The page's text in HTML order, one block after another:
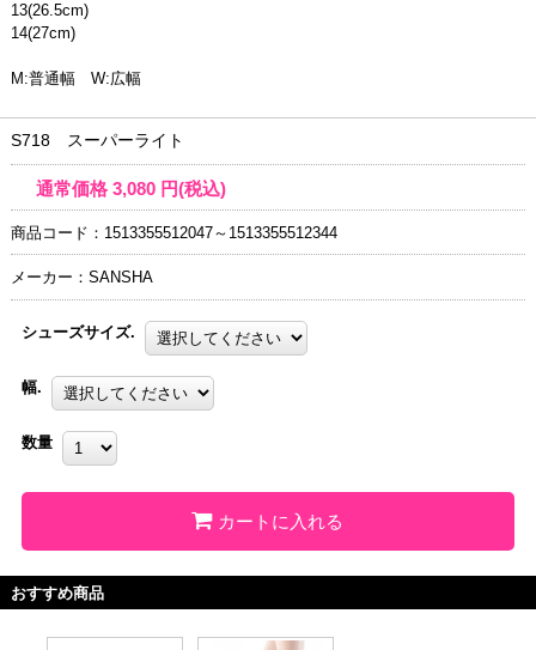
13(26.5cm)
14(27cm)
M:普通幅 W:広幅
S718 スーパーライト
通常価格 3,080円(税込)
商品コード：1513355512047～1513355512344
メーカー：SANSHA
シューズサイズ.
幅.
数量
カートに入れる
おすすめ商品